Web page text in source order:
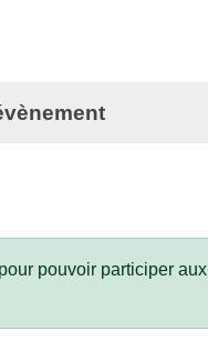
pour pouvoir participer aux